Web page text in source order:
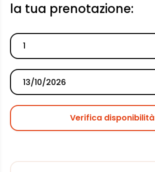
la tua prenotazione:
1
Verifica disponibilità